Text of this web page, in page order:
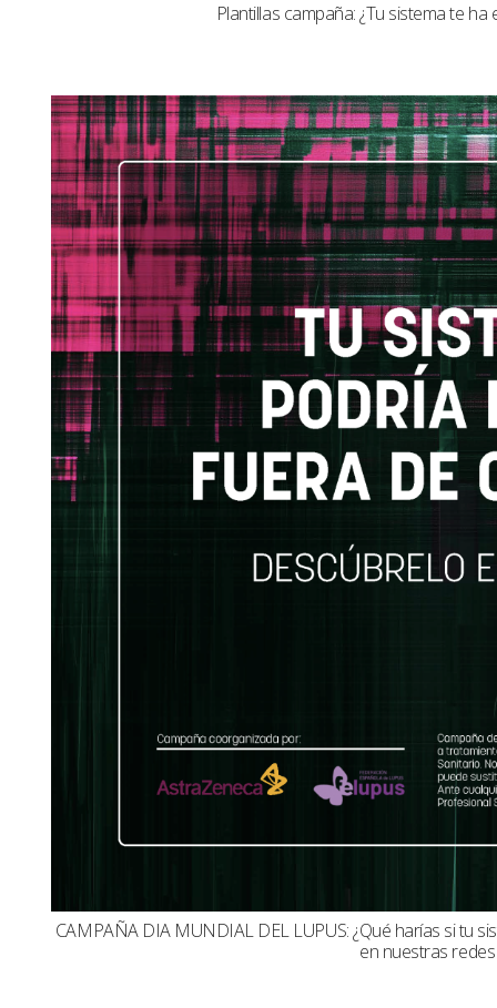
Plantillas campaña: ¿Tu sistema te
CAMPAÑA DIA MUNDIAL DEL LUPUS: ¿Qué harías si tu
en nuestras